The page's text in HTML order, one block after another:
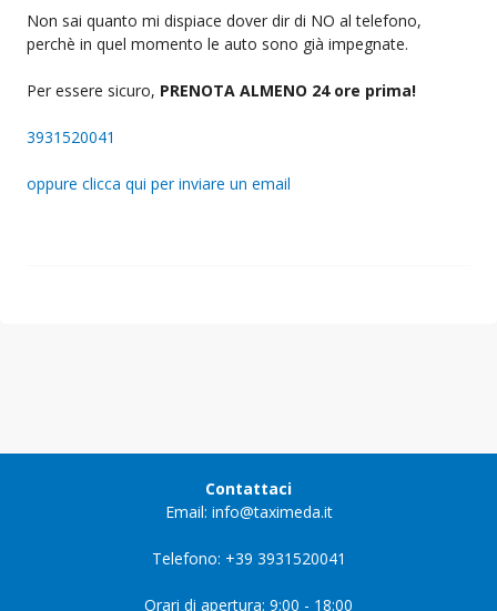
Non sai quanto mi dispiace dover dir di NO al telefono,
perchè in quel momento le auto sono già impegnate.
Per essere sicuro, PRENOTA ALMENO 24 ore prima!
3931520041
oppure clicca qui per inviare un email
Contattaci
Email: info@taximeda.it
Telefono: +39 3931520041
Orari di apertura: 9:00 - 18:00